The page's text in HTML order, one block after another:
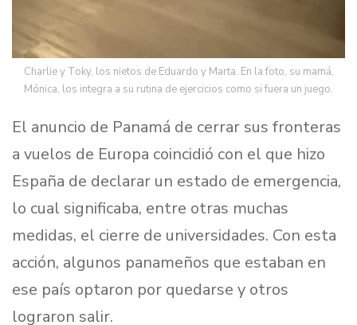
Charlie y Toky, los nietos de Eduardo y Marta. En la foto, su mamá,
Mónica, los integra a su rutina de ejercicios como si fuera un juego.
El anuncio de Panamá de cerrar sus fronteras
a vuelos de Europa coincidió con el que hizo
España de declarar un estado de emergencia,
lo cual significaba, entre otras muchas
medidas, el cierre de universidades. Con esta
acción, algunos panameños que estaban en
ese país optaron por quedarse y otros
lograron salir.